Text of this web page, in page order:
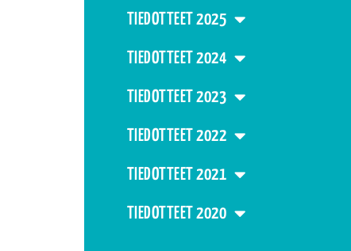
TIEDOTTEET 2025
TIEDOTTEET 2024
TIEDOTTEET 2023
TIEDOTTEET 2022
TIEDOTTEET 2021
TIEDOTTEET 2020